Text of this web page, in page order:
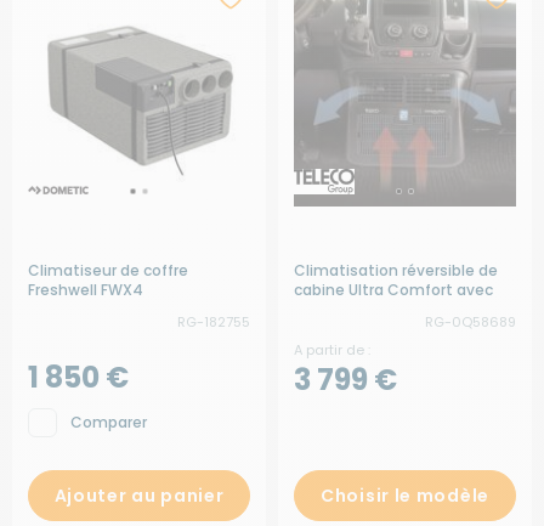
Climatiseur de coffre
Freshwell FWX4
RG-182755
1 850 €
Comparer
Ajouter au panier
Climatisation réversible de
cabine Ultra Comfort avec
RG-0Q58689
A partir de :
3 799 €
Choisir le modèle